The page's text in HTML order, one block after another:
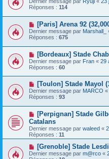
Dernier message par Ryuji « 23
Réponses : 114
[Paris] Arena 92
Dernier message par Marshall_
Réponses : 675
[Bordeaux] Stade
Dernier message par Fran « 29
Réponses : 60
[Toulon] Stade Mayol
Dernier message par MARCO «
Réponses : 93
[Perpignan] Stade
Catalans
Dernier message par waleed «
Réponses : 11
[Grenoble] Stade
Dernier message par m@rco «